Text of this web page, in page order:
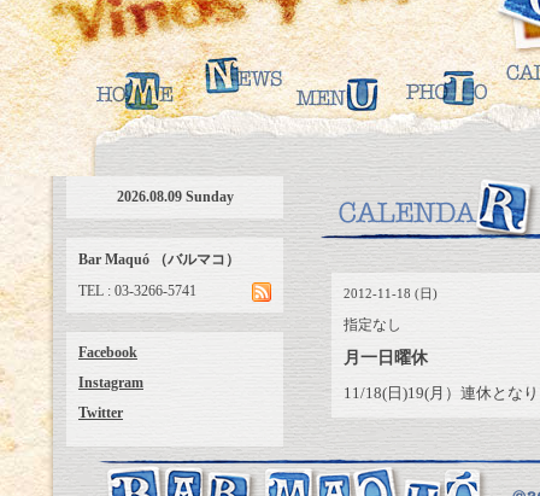
2012-11-18 (日)
指定なし
月一日曜休
11/18(日)19(月）連休とな
2026.08.09 Sunday
Bar Maquó （バルマコ）
TEL : 03-3266-5741
Facebook
Instagram
Twitter